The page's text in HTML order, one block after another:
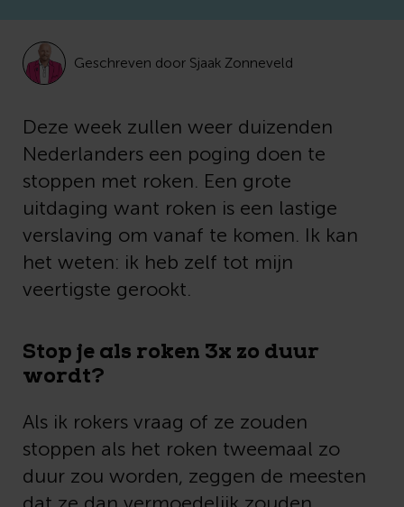
Geschreven door Sjaak Zonneveld
Deze week zullen weer duizenden
Nederlanders een poging doen te
stoppen met roken. Een grote
uitdaging want roken is een lastige
verslaving om vanaf te komen. Ik kan
het weten: ik heb zelf tot mijn
veertigste gerookt.
Stop je als roken 3x zo duur
wordt?
Als ik rokers vraag of ze zouden
stoppen als het roken tweemaal zo
duur zou worden, zeggen de meesten